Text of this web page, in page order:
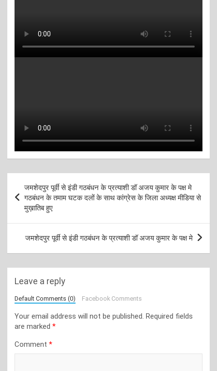
navigation
जमशेदपुर पूर्वी से इंडी गठबंधन के प्रत्याशी डॉ अजय कुमार के पक्ष मे
गठबंधन के तमाम घटक दलों के साथ कांग्रेस के जिला अध्यक्ष मीडिया से
मुख़ातिब हुए
जमशेदपुर पूर्वी से इंडी गठबंधन के प्रत्याशी डॉ अजय कुमार के पक्ष मे
Leave a reply
Default Comments (0) Facebook Comments
Your email address will not be published. Required fields
are marked *
Comment *